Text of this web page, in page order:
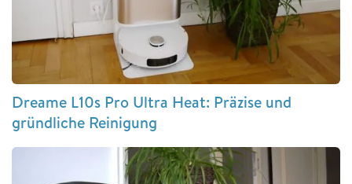
Dreame L10s Pro Ultra Heat: Präzise und
gründliche Reinigung